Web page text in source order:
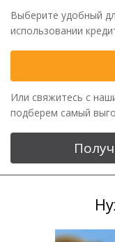
Выберите удобный
использовании
Или свяжитесь с
подберем самый